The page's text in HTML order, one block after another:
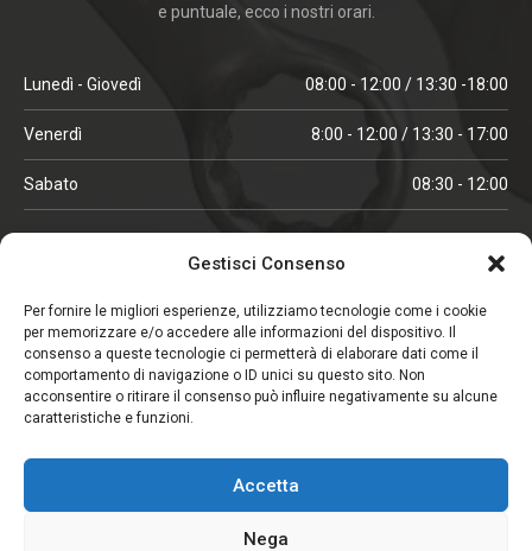
Gestisci Consenso
Per fornire le migliori esperienze, utilizziamo tecnologie come i cookie
per memorizzare e/o accedere alle informazioni del dispositivo. Il
consenso a queste tecnologie ci permetterà di elaborare dati come il
comportamento di navigazione o ID unici su questo sito. Non
acconsentire o ritirare il consenso può influire negativamente su alcune
caratteristiche e funzioni.
Accetta
Nega
e puntuale, ecco i nostri orari.
Lunedì - Giovedì 08:00 - 12:00 / 13:30 -18:00
Venerdì 8:00 - 12:00 / 13:30 - 17:00
Sabato 08:30 - 12:00
ORARI IN ALTA STAGIONE
Lunedì - Venerdì 08:00 - 12:00 / 13:30 -18:00
Sabato 08:00 - 12:00
CHIUSO IL SABATO
(gennaio, febbraio, agosto, settembre)